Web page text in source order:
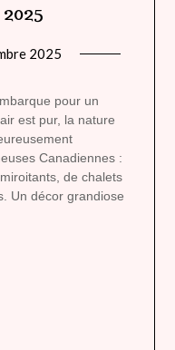
2025
heavenly
pour un
est pur, la nature
Canadiennes :
de chalets
Un décor grandiose